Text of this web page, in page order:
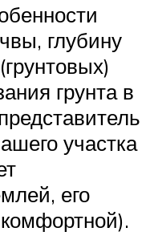
глубину
грунта в
участка
его